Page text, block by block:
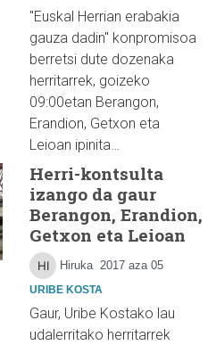
"Euskal Herrian erabakia
gauza dadin" konpromisoa
berretsi dute dozenaka
herritarrek, goizeko
09:00etan Berangon,
Erandion, Getxon eta
Leioan ipinita…
Herri-kontsulta
izango da gaur
Berangon, Erandion,
Getxon eta Leioan
Hiruka 2017 aza 05
URIBE KOSTA
Gaur, Uribe Kostako lau
udalerritako herritarrek